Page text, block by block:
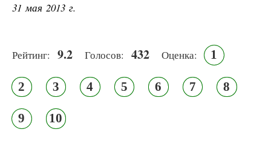
31 мая 2013 г.
Рейтинг: 9.2 Голосов: 432 Оценка: 1
2 3 4 5 6 7 8
9 10